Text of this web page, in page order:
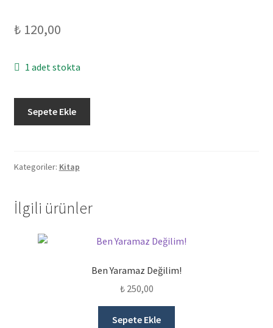
₺120,00
1 adet stokta
Sepete Ekle
Kategoriler: Kitap
İlgili ürünler
Ben Yaramaz Değilim!
₺250,00
Sepete Ekle